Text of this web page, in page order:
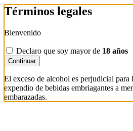
Términos legales
Bienvenido
Declaro que soy mayor de 18 años
Continuar
El exceso de alcohol es perjudicial para
expendio de bebidas embriagantes a
embarazadas.